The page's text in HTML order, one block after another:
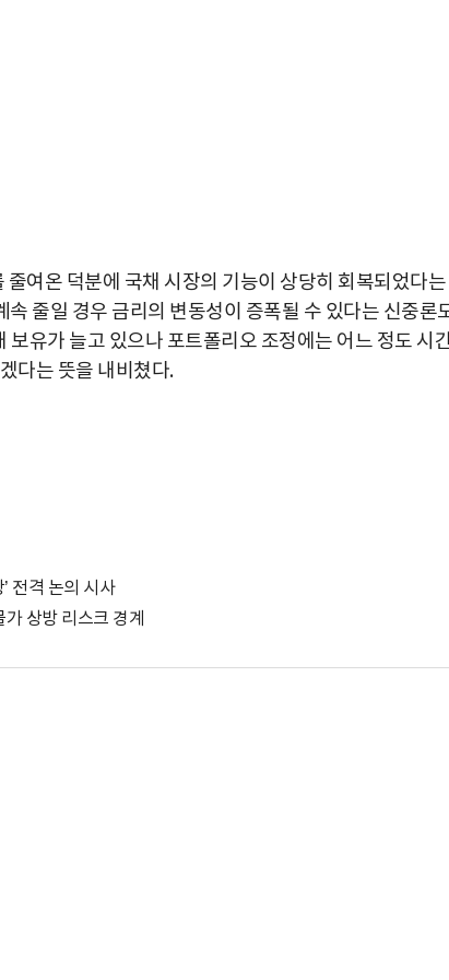
여온 덕분에 국채 시장의 기능이 상당히 회복되었다는
줄일 경우 금리의 변동성이 증폭될 수 있다는 신중론
유가 늘고 있으나 포트폴리오 조정에는 어느 정도 시
다는 뜻을 내비쳤다.
전격 논의 시사
상방 리스크 경계